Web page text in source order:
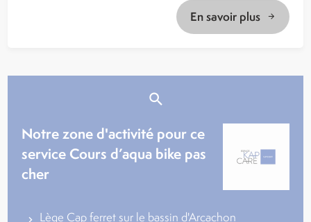
En savoir plus
Notre zone d'activité pour ce
service Cours d’aqua bike pas
cher
Lège Cap ferret sur le bassin d'Arcachon